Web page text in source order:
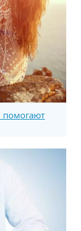
помогают